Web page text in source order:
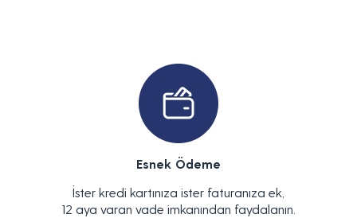
Esnek Ödeme
İster kredi kartınıza ister faturanıza ek,
12 aya varan vade imkanından faydalanın.